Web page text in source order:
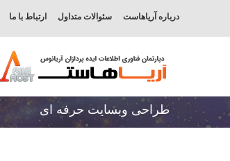
درباره آریاهاست سئوالات متداول ارتباط با ما
طراحی وبسایت حرفه ای